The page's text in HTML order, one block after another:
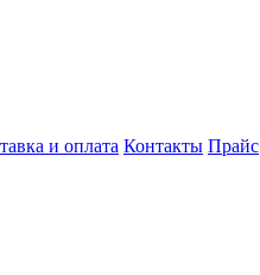
и оплата Контакты Прайс